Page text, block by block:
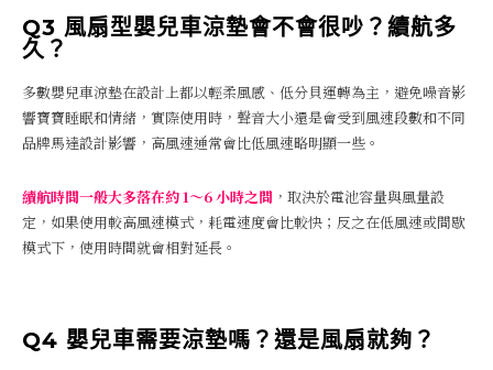
Q3 風扇型嬰兒車涼墊會不會很吵？續航多
久？
多數嬰兒車涼墊在設計上都以輕柔風感、低分貝運轉為主，避免噪音影
響寶寶睡眠和情緒，實際使用時，聲音大小還是會受到風速段數和不同
品牌馬達設計影響，高風速通常會比低風速略明顯一些。
續航時間一般大多落在約 1～6 小時之間 ，取決於電池容量與風量設
定，如果使用較高風速模式，耗電速度會比較快；反之在低風速或間歇
模式下，使用時間就會相對延長。
Q4 嬰兒車需要涼墊嗎？還是風扇就夠？